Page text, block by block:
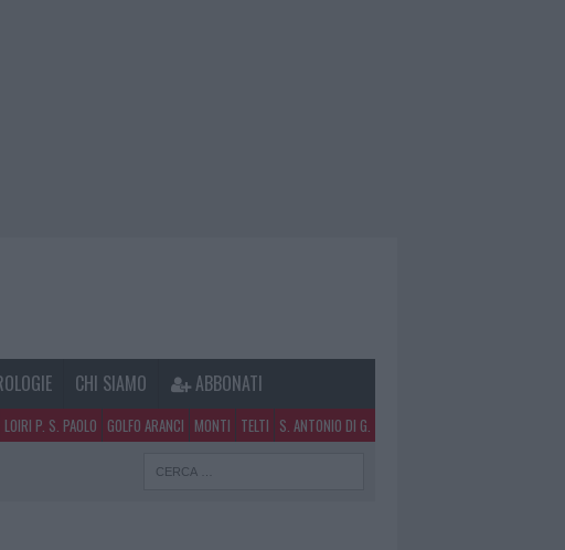
CHI SIAMO ABBONATI
LOIRI P. S. PAOLO GOLFO ARANCI MONTI TELTI S. ANTONIO DI G.